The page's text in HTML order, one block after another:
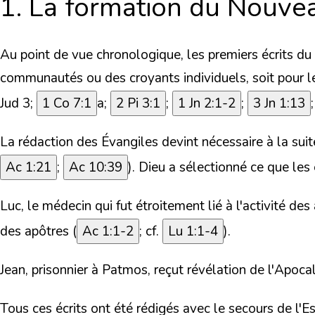
1. La formation du
Au point de vue chronologique, les premiers écrits
communautés ou des croyants individuels, soit pour
Jud 3;
1 Co 7:1 a; 2 Pi 3:1 ; 1 Jn 2:1-2 ; 3 Jn 1:13
La rédaction des Évangiles devint nécessaire à la
Ac 1:21 ; Ac 10:39 ). Dieu a sélectionné ce que
Luc, le médecin qui fut étroitement lié à l'activité des
des apôtres ( Ac 1:1-2 ; cf. Lu 1:1-4 ).
Jean, prisonnier à Patmos, reçut révélation de
Tous ces écrits ont été rédigés avec le secours de